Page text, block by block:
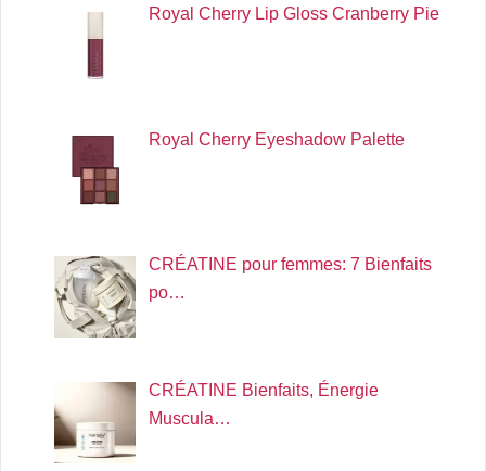
Royal Cherry Lip Gloss Cranberry Pie
Royal Cherry Eyeshadow Palette
CRÉATINE pour femmes: 7 Bienfaits
po…
CRÉATINE Bienfaits, Énergie
Muscula…